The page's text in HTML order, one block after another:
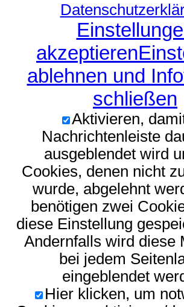
akzeptieren
ablehnen und
schließen
Aktivieren,
Nachrichtenleiste
ausgeblendet wird
Cookies, denen nicht
wurde, abgelehnt
benötigen zwei
diese Einstellung
Andernfalls wird diese
bei jedem
eingeblendet
Hier klicken, um